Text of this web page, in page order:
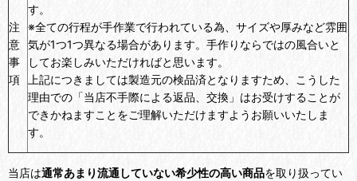
注
意
事
項
す。
※全ての行程が手作業で行われている為、サイズや厚みなど雰囲
気が1つ1つ異なる場合があります。手作りならではの風合いと
してお楽しみいただければと思います。
上記につきましては製造元の検品済となりますため、こうした
理由での「当店不手際による返品、交換」はお受けすることが
できかねますことをご理解いただけますようお願いいたしま
す。
当店は通常あまり流通していない希少性の高い商品を取り扱ってい